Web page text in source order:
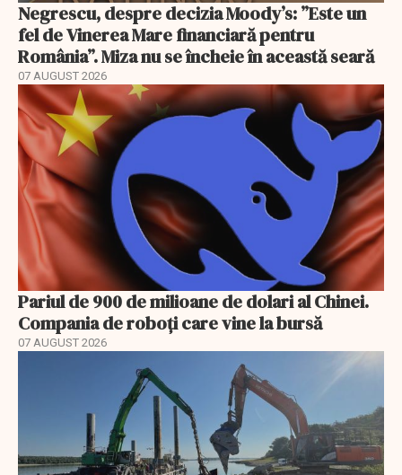
Negrescu, despre decizia Moody’s: ”Este un
fel de Vinerea Mare financiară pentru
România”. Miza nu se încheie în această seară
07 AUGUST 2026
Pariul de 900 de milioane de dolari al Chinei.
Compania de roboți care vine la bursă
07 AUGUST 2026